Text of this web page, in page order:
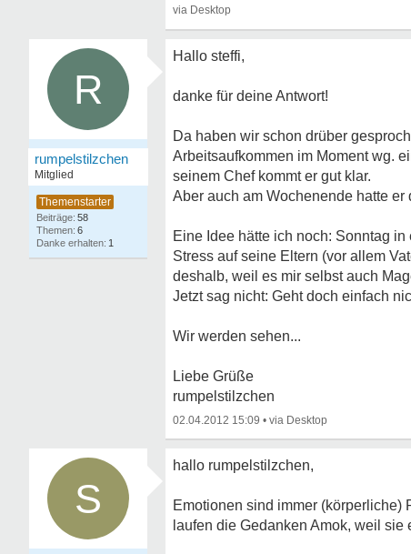
R
rumpelstilzchen
Mitglied
58
6
1
Hallo steffi,
danke für deine Antwort!
Da haben wir schon drüber
Arbeitsaufkommen im Moment wg.
seinem Chef kommt er gut klar.
Aber auch am Wochenende hatte
Eine Idee hätte ich noch: Sonntag
Stress auf seine Eltern (vor allem
deshalb, weil es mir selbst auch
Jetzt sag nicht: Geht doch einfach
Wir werden sehen...
Liebe Grüße
rumpelstilzchen
02.04.2012 15:09 •
S
hallo rumpelstilzchen,
Emotionen sind immer (körperliche)
laufen die Gedanken Amok, weil sie